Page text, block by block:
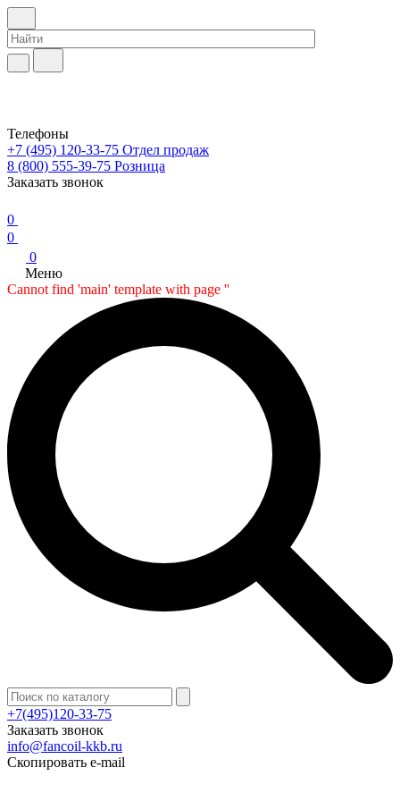
Телефоны
+7 (495) 120-33-75 Отдел продаж
8 (800) 555-39-75 Розница
Заказать звонок
0
0
0
Меню
Cannot find 'main' template with page ''
+7(495)120-33-75
Заказать звонок
info@fancoil-kkb.ru
Скопировать e-mail